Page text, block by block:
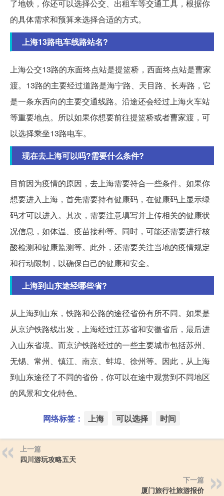
了地铁，你还可以选择公交、出租车等交通工具，根据你
的具体需求和预算来选择合适的方式。
上海13路电车线路站名?
上海公交13路的东面终点站是提篮桥，西面终点站是曹家
渡。13路的主要经过道路是海宁路、天目路、长寿路，它
是一条东西向的主要交通线路。沿途还会经过上海火车站
等重要地点。所以如果你想要前往提篮桥或者曹家渡，可
以选择乘坐13路电车。
现在去上海可以吗?需要什么条件?
目前因为疫情的原因，去上海需要符合一些条件。如果你
想要进入上海，首先需要持有健康码，在健康码上显示绿
码才可以进入。其次，需要注意填写并上传相关的健康状
况信息，如体温、疫苗接种等。同时，可能还需要进行核
酸检测和健康监测等。此外，还需要关注当地的疫情规定
和行动限制，以确保自己的健康和安全。
上海到山东途经哪些省?
从上海到山东，铁路和公路的途径省份有所不同。如果是
从京沪铁路线出发，上海经过江苏省和安徽省后，最后进
入山东省境。而京沪铁路经过的一些主要城市包括苏州、
无锡、常州、镇江、南京、蚌埠、徐州等。因此，从上海
到山东途径了不同的省份，你可以在途中观赏到不同地区
的风景和文化特色。
网络标签： 上海 可以选择 时间
上一篇
四川游玩攻略五天
下一篇
厦门旅行社旅游报价